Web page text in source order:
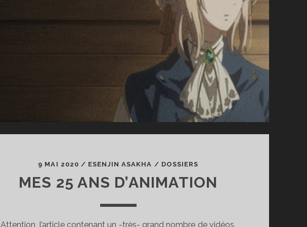
9 MAI 2020 / ESENJIN ASAKHA / DOSSIERS
MES 25 ANS D’ANIMATION
Attention, l’article contenant un -très- grand nombre de vidéos,